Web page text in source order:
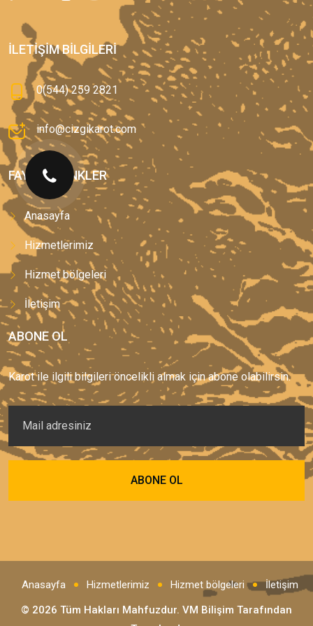
İLETIŞIM BILGILERI
0(544) 259 2821
info@cizgikarot.com
FAYDALI LINKLER
Anasayfa
Hizmetlerimiz
Hizmet bölgeleri
İletişim
ABONE OL
Karot ile ilgili bilgileri öncelikli almak için abone olabilirsin.
Anasayfa Hizmetlerimiz Hizmet bölgeleri
İletişim
© 2026 Tüm Hakları Mahfuzdur. VM Bilişim Tarafından